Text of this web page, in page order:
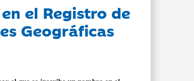
el Registro de
Geográficas